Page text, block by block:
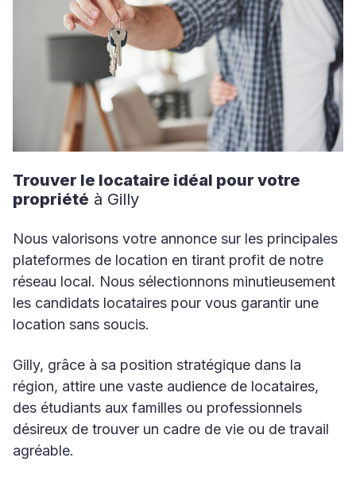
Trouver le locataire idéal pour votre
propriété à Gilly
Nous valorisons votre annonce sur les principales
plateformes de location en tirant profit de notre
réseau local. Nous sélectionnons minutieusement
les candidats locataires pour vous garantir une
location sans soucis.
Gilly, grâce à sa position stratégique dans la
région, attire une vaste audience de locataires,
des étudiants aux familles ou professionnels
désireux de trouver un cadre de vie ou de travail
agréable.